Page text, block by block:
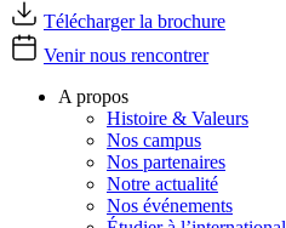
Télécharger la brochure
Venir nous rencontrer
A propos
Histoire & Valeurs
Nos campus
Nos partenaires
Notre actualité
Nos événements